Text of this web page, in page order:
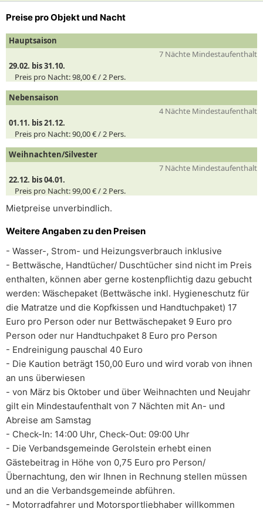
Preise pro Objekt und Nacht
Hauptsaison
7 Nächte Mindestaufenthalt
29.02. bis 31.10.
Preis pro Nacht:98,00 € /2 Pers.
Nebensaison
4 Nächte Mindestaufenthalt
01.11. bis 21.12.
Preis pro Nacht:90,00 € /2 Pers.
Weihnachten/Silvester
7 Nächte Mindestaufenthalt
22.12. bis 04.01.
Preis pro Nacht:99,00 € /2 Pers.
Mietpreise unverbindlich.
Weitere Angaben zu den Preisen
- Wasser-, Strom- und Heizungsverbrauch inklusive
- Bettwäsche, Handtücher/ Duschtücher sind nicht im Preis
enthalten, können aber gerne kostenpflichtig dazu gebucht
werden: Wäschepaket (Bettwäsche inkl. Hygieneschutz für
die Matratze und die Kopfkissen und Handtuchpaket) 17
Euro pro Person oder nur Bettwäschepaket 9 Euro pro
Person oder nur Handtuchpaket 8 Euro pro Person
- Endreinigung pauschal 40 Euro
- Die Kaution beträgt 150,00 Euro und wird vorab von ihnen
an uns überwiesen
- von März bis Oktober und über Weihnachten und Neujahr
gilt ein Mindestaufenthalt von 7 Nächten mit An- und
Abreise am Samstag
- Check-In: 14:00 Uhr, Check-Out: 09:00 Uhr
- Die Verbandsgemeinde Gerolstein erhebt einen
Gästebeitrag in Höhe von 0,75 Euro pro Person/
Übernachtung, den wir Ihnen in Rechnung stellen müssen
und an die Verbandsgemeinde abführen.
- Motorradfahrer und Motorsportliebhaber willkommen